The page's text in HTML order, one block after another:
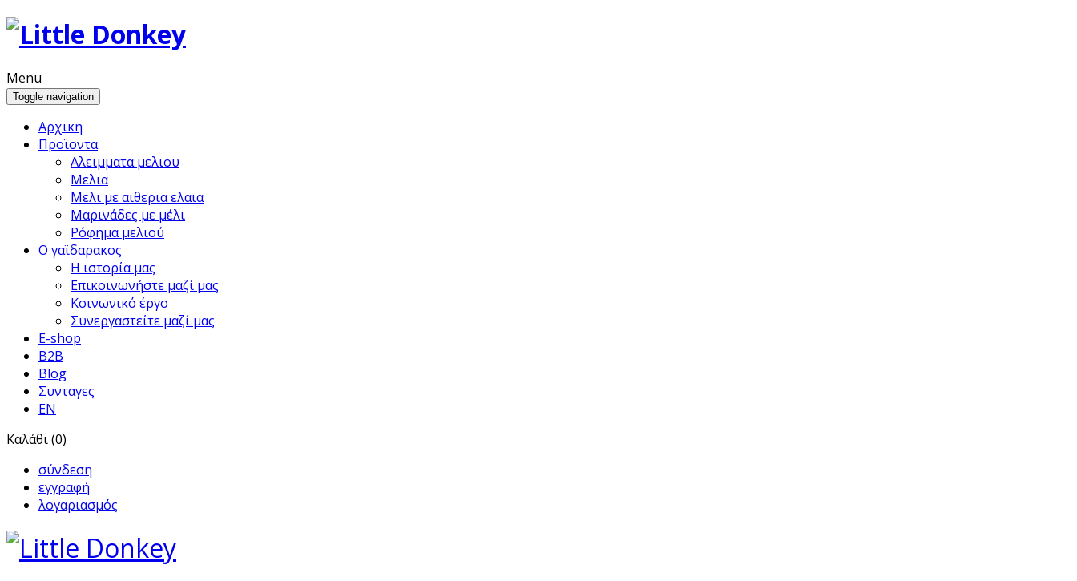
Menu
Toggle navigation
Αρχικη
Προϊoντα
Αλειμματα μελιου
Μελια
Μελι με αιθερια ελαια
Μαρινάδες με μέλι
Ρόφημα μελιού
Ο γαϊδαρακος
Η ιστορία μας
Επικοινωνήστε μαζί μας
Κοινωνικό έργο
Συνεργαστείτε μαζί μας
E-shop
B2B
Blog
Συνταγες
EN
Καλάθι (0)
σύνδεση
εγγραφή
λογαριασμός